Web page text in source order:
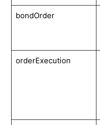
bondOrder
orderExecution